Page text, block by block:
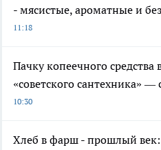
- мясистые, ароматные и
11:18
Пачку копеечного
«советского сантехника»
10:30
Хлеб в фарш - прошлый